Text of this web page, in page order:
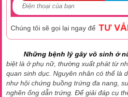
Chúng tôi sẽ gọi lại ngay để
Những bệnh lý gây vô sinh ở
biệt là ở phụ nữ, thường xuất phát từ
quan sinh dục. Nguyên nhân có thể là
như hội chứng buồng trứng đa nang,
nghẽn ống dẫn trứng. Để giải đáp cụ